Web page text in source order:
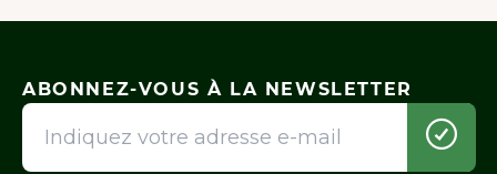
ABONNEZ-VOUS À LA NEWSLETTER